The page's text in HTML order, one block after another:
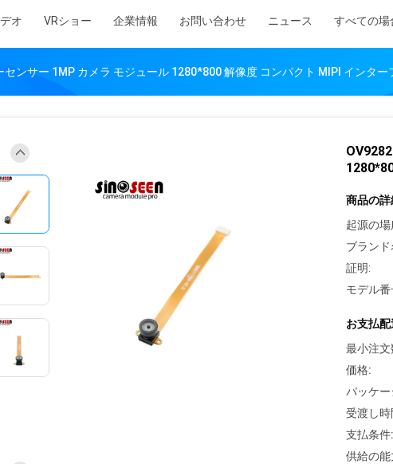
オ VRショー 企業情報 お問い合わせ ニュース すべての場
センサー 1MP カメラ モジュール 1280*800 解像度 コンパクト MIPI インター
商品の詳
起源の場
ブランド
証明:
モデル番
お支払
最小注文
価格:
パッケ
受渡し時
支払条件:
供給の能